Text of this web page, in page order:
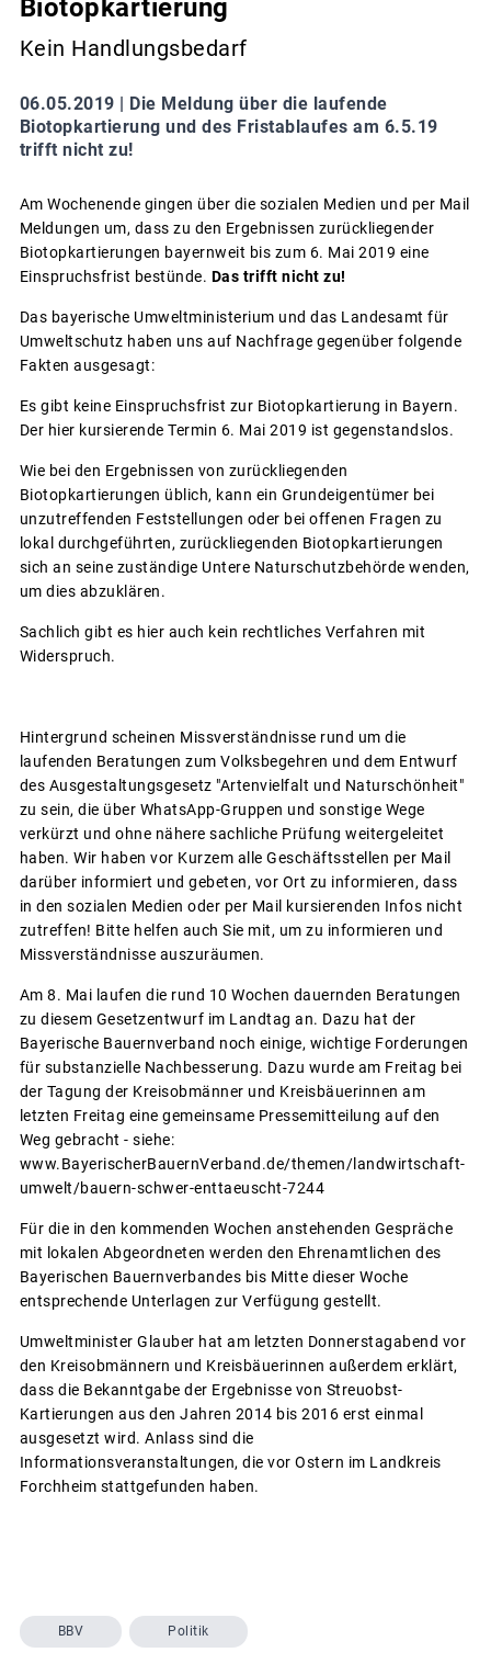
Biotopkartierung
Kein Handlungsbedarf
06.05.2019 | Die Meldung über die laufende
Biotopkartierung und des Fristablaufes am 6.5.19
trifft nicht zu!
Am Wochenende gingen über die sozialen Medien und per Mail
Meldungen um, dass zu den Ergebnissen zurückliegender
Biotopkartierungen bayernweit bis zum 6. Mai 2019 eine
Einspruchsfrist bestünde. Das trifft nicht zu!
Das bayerische Umweltministerium und das Landesamt für
Umweltschutz haben uns auf Nachfrage gegenüber folgende
Fakten ausgesagt:
Es gibt keine Einspruchsfrist zur Biotopkartierung in Bayern.
Der hier kursierende Termin 6. Mai 2019 ist gegenstandslos.
Wie bei den Ergebnissen von zurückliegenden
Biotopkartierungen üblich, kann ein Grundeigentümer bei
unzutreffenden Feststellungen oder bei offenen Fragen zu
lokal durchgeführten, zurückliegenden Biotopkartierungen
sich an seine zuständige Untere Naturschutzbehörde wenden,
um dies abzuklären.
Sachlich gibt es hier auch kein rechtliches Verfahren mit
Widerspruch.
Hintergrund scheinen Missverständnisse rund um die
laufenden Beratungen zum Volksbegehren und dem Entwurf
des Ausgestaltungsgesetz "Artenvielfalt und Naturschönheit"
zu sein, die über WhatsApp-Gruppen und sonstige Wege
verkürzt und ohne nähere sachliche Prüfung weitergeleitet
haben. Wir haben vor Kurzem alle Geschäftsstellen per Mail
darüber informiert und gebeten, vor Ort zu informieren, dass
in den sozialen Medien oder per Mail kursierenden Infos nicht
zutreffen! Bitte helfen auch Sie mit, um zu informieren und
Missverständnisse auszuräumen.
Am 8. Mai laufen die rund 10 Wochen dauernden Beratungen
zu diesem Gesetzentwurf im Landtag an. Dazu hat der
Bayerische Bauernverband noch einige, wichtige Forderungen
für substanzielle Nachbesserung. Dazu wurde am Freitag bei
der Tagung der Kreisobmänner und Kreisbäuerinnen am
letzten Freitag eine gemeinsame Pressemitteilung auf den
Weg gebracht - siehe:
www.BayerischerBauernVerband.de/themen/landwirtschaft-
umwelt/bauern-schwer-enttaeuscht-7244
Für die in den kommenden Wochen anstehenden Gespräche
mit lokalen Abgeordneten werden den Ehrenamtlichen des
Bayerischen Bauernverbandes bis Mitte dieser Woche
entsprechende Unterlagen zur Verfügung gestellt.
Umweltminister Glauber hat am letzten Donnerstagabend vor
den Kreisobmännern und Kreisbäuerinnen außerdem erklärt,
dass die Bekanntgabe der Ergebnisse von Streuobst-
Kartierungen aus den Jahren 2014 bis 2016 erst einmal
ausgesetzt wird. Anlass sind die
Informationsveranstaltungen, die vor Ostern im Landkreis
Forchheim stattgefunden haben.
BBV Politik